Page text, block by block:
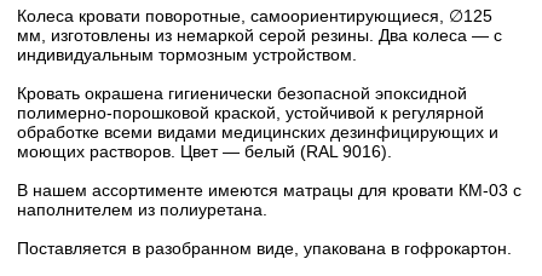
Колеса кровати поворотные, самоориентирующиеся, ∅125
мм, изготовлены из немаркой серой резины. Два колеса — с
индивидуальным тормозным устройством.
Кровать окрашена гигиенически безопасной эпоксидной
полимерно-порошковой краской, устойчивой к регулярной
обработке всеми видами медицинских дезинфицирующих и
моющих растворов. Цвет — белый (RAL 9016).
В нашем ассортименте имеются матрацы для кровати КМ-03 с
наполнителем из полиуретана.
Поставляется в разобранном виде, упакована в гофрокартон.